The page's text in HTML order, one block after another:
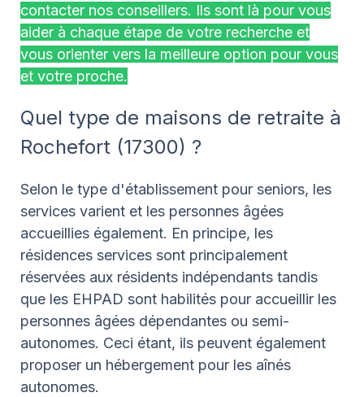
contacter nos conseillers. Ils sont là pour vous
aider à chaque étape de votre recherche et
vous orienter vers la meilleure option pour vous
et votre proche.
Quel type de maisons de retraite à
Rochefort (17300) ?
Selon le type d'établissement pour seniors, les
services varient et les personnes âgées
accueillies également. En principe, les
résidences services sont principalement
réservées aux résidents indépendants tandis
que les EHPAD sont habilités pour accueillir les
personnes âgées dépendantes ou semi-
autonomes. Ceci étant, ils peuvent également
proposer un hébergement pour les aînés
autonomes.